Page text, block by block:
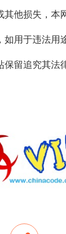
其他损失，本
用于违法用
留追究其法